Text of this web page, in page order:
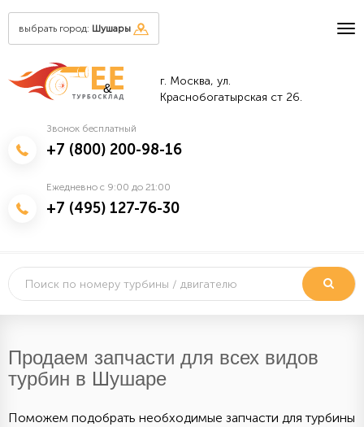
выбрать город: Шушары
&
г. Москва, ул.
Краснобогатырская ст 26.
Звонок бесплатный
+7 (800) 200-98-16
Ежедневно с 9:00 до 21:00
+7 (495) 127-76-30
Продаем запчасти для всех видов
турбин в Шушаре
Поможем подобрать необходимые запчасти для турбины